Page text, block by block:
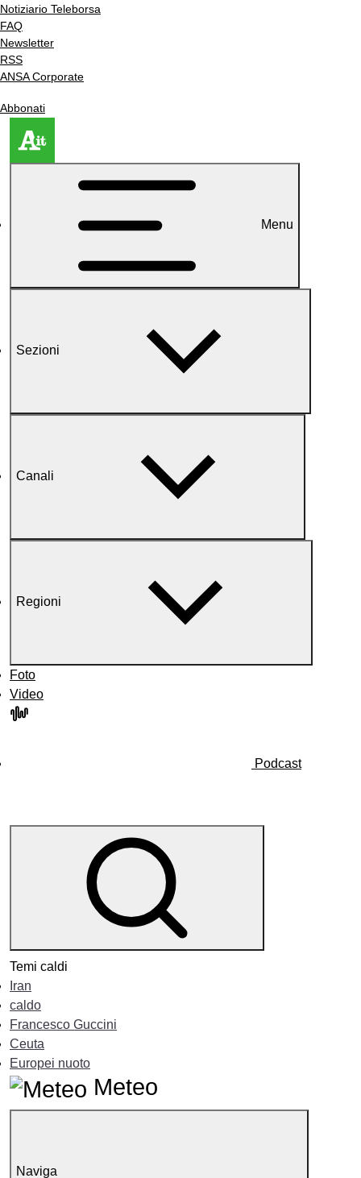
Notiziario Teleborsa
FAQ
Newsletter
RSS
ANSA Corporate
Abbonati
Menu
Sezioni
Canali
Regioni
Foto
Video
Podcast
Temi caldi
Iran
caldo
Francesco Guccini
Ceuta
Europei nuoto
Meteo
Naviga